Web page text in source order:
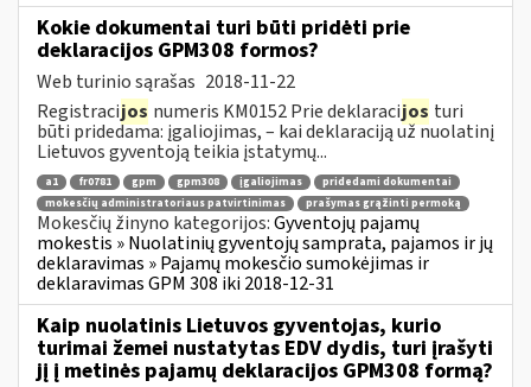
Kokie dokumentai turi būti pridėti prie
deklaracijos GPM308 formos?
Web turinio sąrašas 2018-11-22
Registracijos numeris KM0152 Prie deklaracijos turi
būti pridedama: įgaliojimas, – kai deklaraciją už nuolatinį
Lietuvos gyventoją teikia įstatymų...
a1 fr0781 gpm gpm308 įgaliojimas
pridedami dokumentai
mokesčių administratoriaus patvirtinimas
prašymas grąžinti permoką
Mokesčių žinyno kategorijos:Gyventojų pajamų
mokestis » Nuolatinių gyventojų samprata, pajamos ir jų
deklaravimas » Pajamų mokesčio sumokėjimas ir
deklaravimas GPM 308 iki 2018-12-31
Kaip nuolatinis Lietuvos gyventojas, kurio
turimai žemei nustatytas EDV dydis, turi įrašyti
jį į metinės pajamų deklaracijos GPM308 formą?